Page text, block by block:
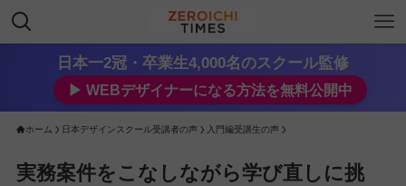
日本一2冠・卒業生4,000名のスクール監修
▶︎ WEBデザイナーになる方法を無料公開中
ホーム 日本デザインスクール受講者の声 入門編受講生の声
実務案件をこなしながら学び直しに挑